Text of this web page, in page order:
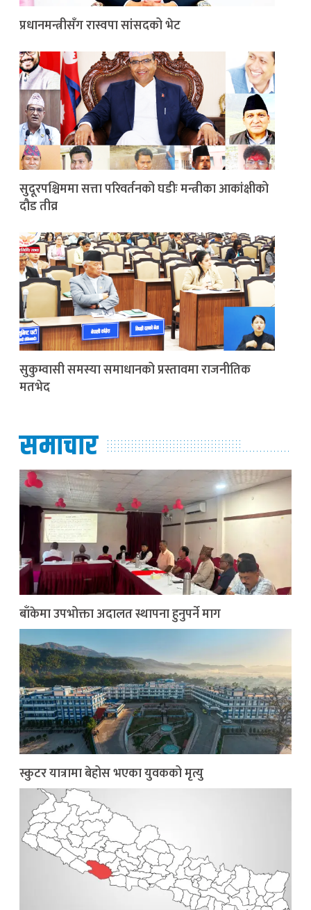
प्रधानमन्त्रीसँग रास्वपा सांसदको भेट
सुदूरपश्चिममा सत्ता परिवर्तनको घडीः मन्त्रीका आकांक्षीको
दौड तीव्र
सुकुम्वासी समस्या समाधानको प्रस्तावमा राजनीतिक
मतभेद
समाचार
बाँकेमा उपभोक्ता अदालत स्थापना हुनुपर्ने माग
स्कुटर यात्रामा बेहोस भएका युवकको मृत्यु